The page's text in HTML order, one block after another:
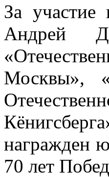
За участие
Андрей
Москвы»,
награжден
70 лет